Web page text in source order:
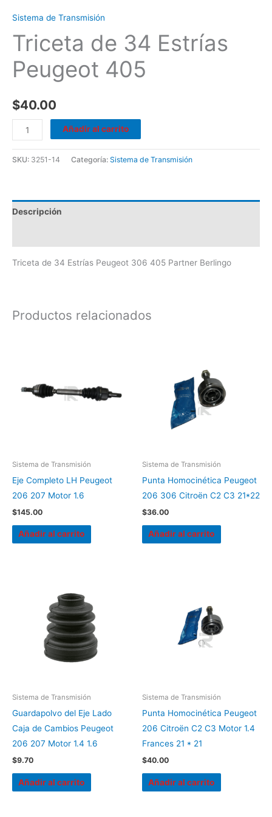
Sistema de Transmisión
Triceta de 34 Estrías
Peugeot 405
$40.00
Añadir al carrito
SKU: 3251-14 Categoría: Sistema de Transmisión
Descripción
Triceta de 34 Estrías Peugeot 306 405 Partner Berlingo
Productos relacionados
Sistema de Transmisión
Eje Completo LH Peugeot
206 207 Motor 1.6
$145.00
Añadir al carrito
Sistema de Transmisión
Punta Homocinética Peugeot
206 306 Citroën C2 C3 21*22
$36.00
Añadir al carrito
Sistema de Transmisión
Guardapolvo del Eje Lado
Caja de Cambios Peugeot
206 207 Motor 1.4 1.6
$9.70
Añadir al carrito
Sistema de Transmisión
Punta Homocinética Peugeot
206 Citroën C2 C3 Motor 1.4
Frances 21 * 21
$40.00
Añadir al carrito